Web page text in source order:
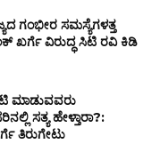
ಗಂಭೀರ ಸಮಸ್ಯೆಗಳತ್ತ
ಖರ್ಗೆ ವಿರುದ್ಧ ಸಿಟಿ ರವಿ ಕಿಡಿ
ಮಾಡುವವರು
ಸತ್ಯ ಹೇಳ್ತಾರಾ?:
ತಿರುಗೇಟು